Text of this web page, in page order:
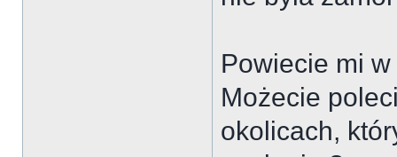
Powiecie mi
Możecie
okolicach,